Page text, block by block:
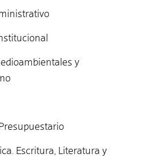
y
Escritura, Literatura y